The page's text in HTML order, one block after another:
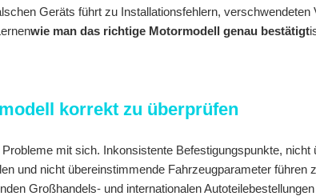
Geräts führt zu Installationsfehlern,
wie man das richtige Motormodell genau bestätigt
korrekt zu überprüfen
mit sich. Inkonsistente Befestigungspunkte, nicht
und nicht übereinstimmende Fahrzeugparameter führen
Großhandels- und internationalen